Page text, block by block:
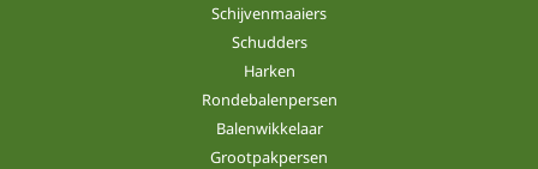
Schijvenmaaiers
Schudders
Harken
Rondebalenpersen
Balenwikkelaar
Grootpakpersen